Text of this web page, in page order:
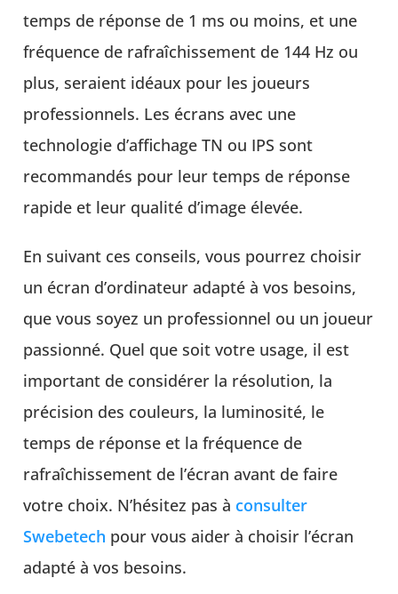
temps de réponse de 1 ms ou moins, et une
fréquence de rafraîchissement de 144 Hz ou
plus, seraient idéaux pour les joueurs
professionnels. Les écrans avec une
technologie d’affichage TN ou IPS sont
recommandés pour leur temps de réponse
rapide et leur qualité d’image élevée.
En suivant ces conseils, vous pourrez choisir
un écran d’ordinateur adapté à vos besoins,
que vous soyez un professionnel ou un joueur
passionné. Quel que soit votre usage, il est
important de considérer la résolution, la
précision des couleurs, la luminosité, le
temps de réponse et la fréquence de
rafraîchissement de l’écran avant de faire
votre choix. N’hésitez pas à consulter
Swebetech pour vous aider à choisir l’écran
adapté à vos besoins.